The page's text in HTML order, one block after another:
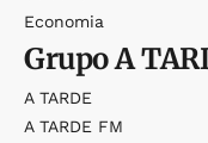
Economia
GrupoA
A TARDE
A TARDE FM